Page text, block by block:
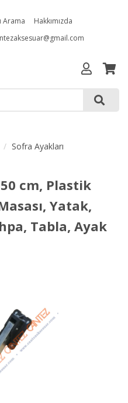
Arama
Hakkımızda
Sofra Ayakları
cm, Plastik
Yatak,
Tabla, Ayak